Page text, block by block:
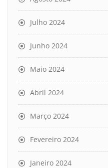
Julho 2024
Junho 2024
Maio 2024
Abril 2024
Março 2024
Fevereiro 2024
Janeiro 2024